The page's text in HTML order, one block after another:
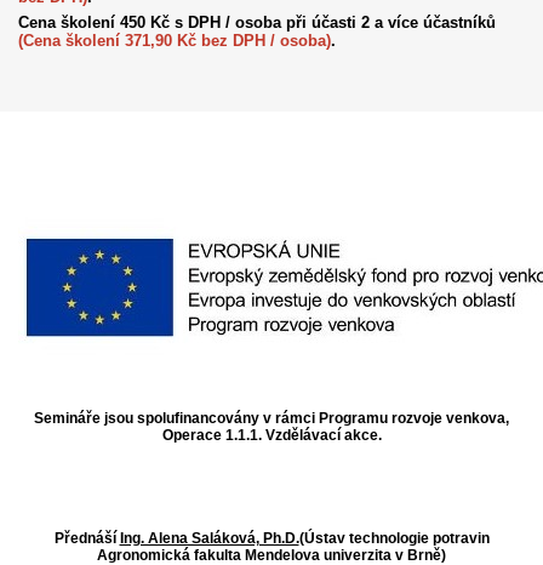
Cena školení 450 Kč s DPH / osoba při účasti 2 a více účastníků
(Cena školení 371,90 Kč bez DPH / osoba).
Semináře jsou spolufinancovány v rámci Programu rozvoje venkova,
Operace 1.1.1. Vzdělávací akce.
Přednáší Ing. Alena Saláková, Ph.D.(Ústav technologie potravin
Agronomická fakulta Mendelova univerzita v Brně)